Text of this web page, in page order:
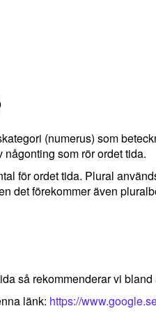
(numerus) som
som rör ordet tida.
för ordet tida. Plural
det förekommer även
så rekommenderar vi
länk: https://